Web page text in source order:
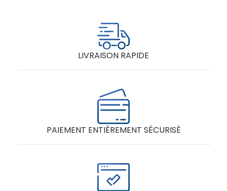
LIVRAISON RAPIDE
PAIEMENT ENTIÈREMENT SÉCURISÉ